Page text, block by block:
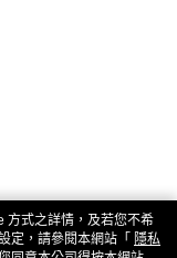
方式之詳情，及若您不希
定，請參閱本網站「 隱私